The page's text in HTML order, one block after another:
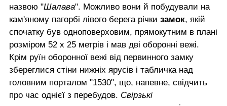
назвою "Шалава". Можливо вони й побудували на
кам'яному пагорбі лівого берега річки замок, якій
спочатку був одноповерховим, прямокутним в плані
розміром 52 х 25 метрів і мав дві оборонні вежі.
Крім руїн оборонної вежі від первинного замку
збереглися стіни нижніх ярусів і табличка над
головним порталом "1530", що, напевне, свідчить
про час однієї з перебудов. Свірзькі